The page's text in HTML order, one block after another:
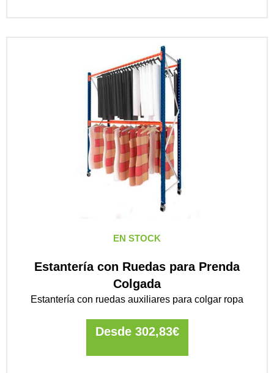
EN STOCK
Estantería con Ruedas para Prenda
Colgada
Estantería con ruedas auxiliares para colgar ropa
Desde 302,83€